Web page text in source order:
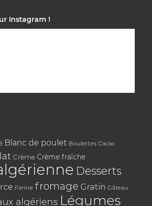
Instagram !
Blanc de poulet Boulettes Cacao
Crème Crème fraîche
Desserts
Farine fromage Gratin Gâteau
algériens Légumes